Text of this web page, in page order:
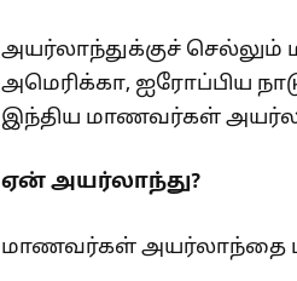
அயர்லாந்துக்குச் செல்லும்
அமெரிக்கா, ஐரோப்பிய
இந்திய மாணவர்கள்
ஏன் அயர்லாந்து?
மாணவர்கள் அயர்லாந்தை